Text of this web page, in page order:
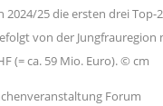
25 die ersten drei
von der Jungfrauregion
(= ca. 59 Mio. Euro). © cm
Forum